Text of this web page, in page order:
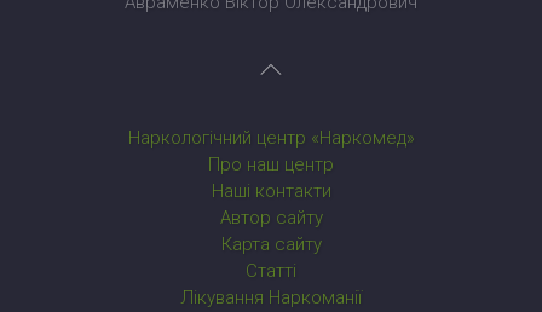
Наркологічний центр «Наркомед»
Про наш центр
Наші контакти
Автор сайту
Карта сайту
Статті
Лікування Наркоманії